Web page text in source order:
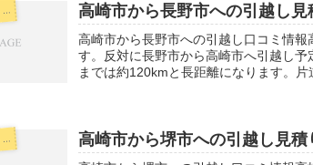
崎市の引越し料金・代金相場・見積り情報 高崎市から長野市への引越し見
高崎市から長野市への引越し口コミ情
す。反対に長野市から高崎市へ引越し
までは約120kmと長距離になります。
崎市の引越し料金・代金相場・見積り情報 高崎市から堺市への引越し見積